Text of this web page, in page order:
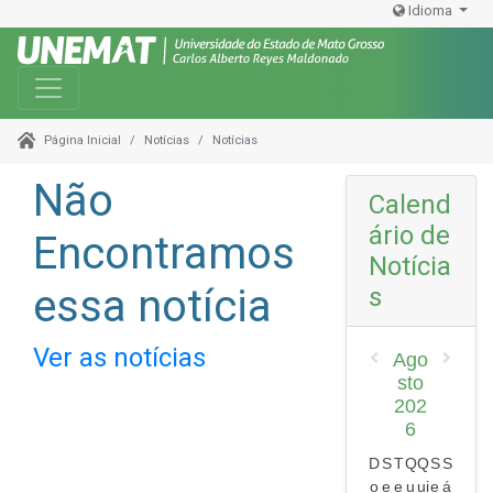
Idioma
Toggle navigation
Página Inicial Notícias Notícias
Não
Encontramos
essa notícia
Ver as notícias
Calend
ário de
Notícia
s
Ago
sto
202
6
D
o
S
e
T
e
Q
u
Q
ui
S
e
S
á